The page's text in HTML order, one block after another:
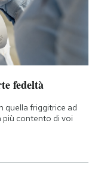
fedeltà
quella friggitrice ad
più contento di voi